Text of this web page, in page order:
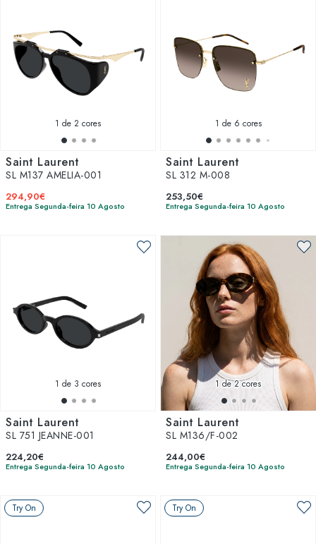
1 de 2 cores
Saint Laurent
SL M137 AMELIA-001
294,90€
Entrega Segunda-feira 10 Agosto
1 de 6 cores
Saint Laurent
SL 312 M-008
253,50€
Entrega Segunda-feira 10 Agosto
1 de 3 cores
Saint Laurent
SL 751 JEANNE-001
224,20€
Entrega Segunda-feira 10 Agosto
1 de 2 cores
Saint Laurent
SL M136/F-002
244,00€
Entrega Segunda-feira 10 Agosto
Try On Try On